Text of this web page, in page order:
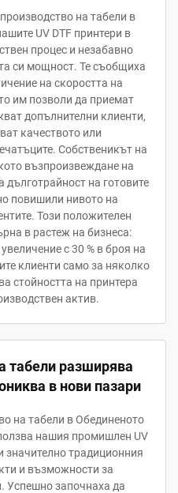
на табели в
UV DTF принтери в
процес и незабавно
си мощност. Те съобщиха
на скоростта на
им позволи да приемат
допълнителни клиенти,
качеството или
Собственикът на
възпроизвеждане на
дълготрайност на готовите
повишили нивото на
Този положителен
в растеж на бизнеса:
с 30 % в броя на
клиенти само за няколко
стойността на принтера
актив.
табели разширява
в нови пазари
на табели в Обединеното
нашия промишлен UV
значително традиционния
и възможности за
Успешно започнаха да